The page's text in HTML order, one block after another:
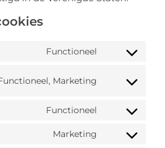
Functioneel
Marketing
Functioneel
Marketing